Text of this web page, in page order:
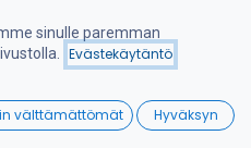
Suosituimmat
Wishlist
sinulle paremman
Evästekäytäntö
välttämättömät Hyväksyn